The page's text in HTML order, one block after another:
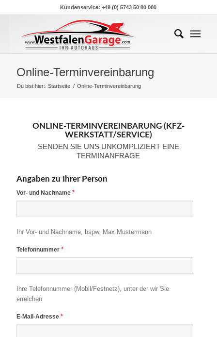
Kundenservice: +49 (0) 5743 50 80 000
Online-Terminvereinbarung
Du bist hier: Startseite / Online-Terminvereinbarung
ONLINE-TERMINVEREINBARUNG (KFZ-
WERKSTATT/SERVICE)
SENDEN SIE UNS UNKOMPLIZIERT EINE
TERMINANFRAGE
Angaben zu Ihrer Person
Vor- und Nachname *
Ihr Vor- und Nachname, bspw. Max Mustermann
Telefonnummer *
Ihre Telefonnummer (Mobil/Festnetz), unter der wir Sie
erreichen
E-Mail-Adresse *